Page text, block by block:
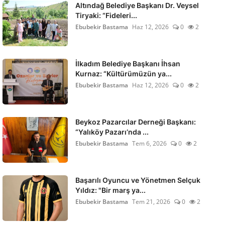
Altındağ Belediye Başkanı Dr. Veysel
Tiryaki: “Fideleri...
Ebubekir Bastama Haz 12, 2026 0 2
İlkadım Belediye Başkanı İhsan
Kurnaz: “Kültürümüzün ya...
Ebubekir Bastama Haz 12, 2026 0 2
Beykoz Pazarcılar Derneği Başkanı:
“Yalıköy Pazarı’nda ...
Ebubekir Bastama Tem 6, 2026 0 2
Başarılı Oyuncu ve Yönetmen Selçuk
Yıldız: "Bir marş ya...
Ebubekir Bastama Tem 21, 2026 0 2